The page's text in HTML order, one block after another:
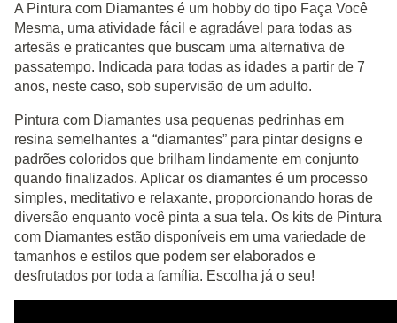
A Pintura com Diamantes é um hobby do tipo Faça Você
Mesma, uma atividade fácil e agradável para todas as
artesãs e praticantes que buscam uma alternativa de
passatempo. Indicada para todas as idades a partir de 7
anos, neste caso, sob supervisão de um adulto.
Pintura com Diamantes usa pequenas pedrinhas em
resina semelhantes a “diamantes” para pintar designs e
padrões coloridos que brilham lindamente em conjunto
quando finalizados. Aplicar os diamantes é um processo
simples, meditativo e relaxante, proporcionando horas de
diversão enquanto você pinta a sua tela. Os kits de Pintura
com Diamantes estão disponíveis em uma variedade de
tamanhos e estilos que podem ser elaborados e
desfrutados por toda a família. Escolha já o seu!